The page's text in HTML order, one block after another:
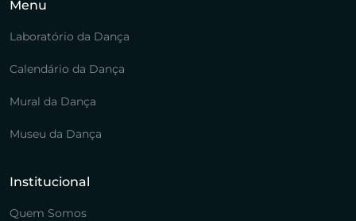
Menu
Laboratório da Dança
Calendário da Dança
Mural da Dança
Museu da Dança
Institucional
Quem Somos